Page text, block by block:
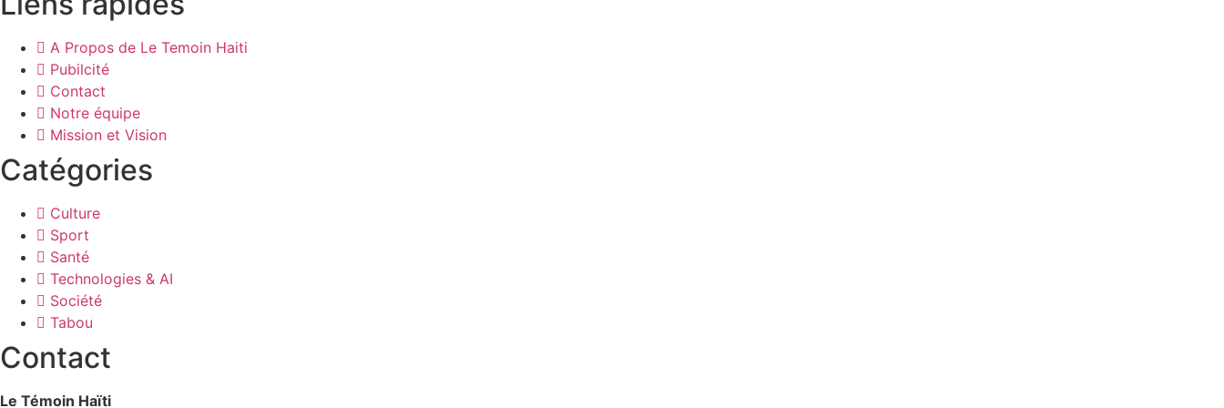
A Propos de Le Temoin Haiti
Pubilcité
Contact
Notre équipe
Mission et Vision
Catégories
Culture
Sport
Santé
Technologies & AI
Société
Tabou
Contact
Le Témoin Haïti